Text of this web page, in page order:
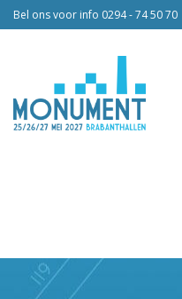
Bel ons voor info 0294 - 74 50 70